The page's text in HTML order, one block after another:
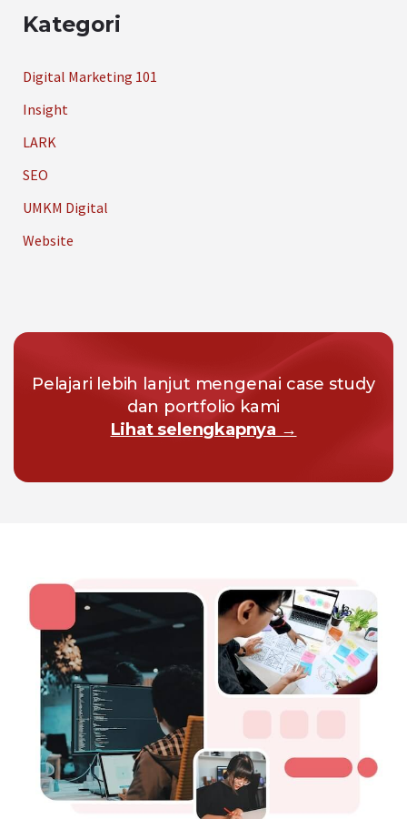
Kategori
Digital Marketing 101
Insight
LARK
SEO
UMKM Digital
Website
Pelajari lebih lanjut mengenai case study
dan portfolio kami
Lihat selengkapnya →